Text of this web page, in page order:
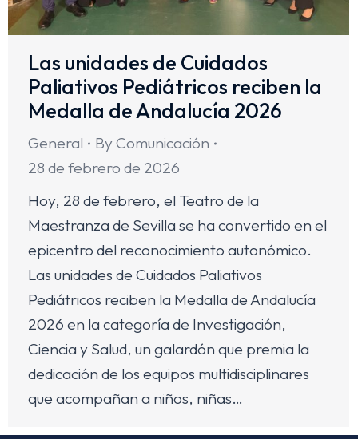
Las unidades de Cuidados
Paliativos Pediátricos reciben la
Medalla de Andalucía 2026
General By Comunicación
28 de febrero de 2026
Hoy, 28 de febrero, el Teatro de la
Maestranza de Sevilla se ha convertido en el
epicentro del reconocimiento autonómico.
Las unidades de Cuidados Paliativos
Pediátricos reciben la Medalla de Andalucía
2026 en la categoría de Investigación,
Ciencia y Salud, un galardón que premia la
dedicación de los equipos multidisciplinares
que acompañan a niños, niñas…